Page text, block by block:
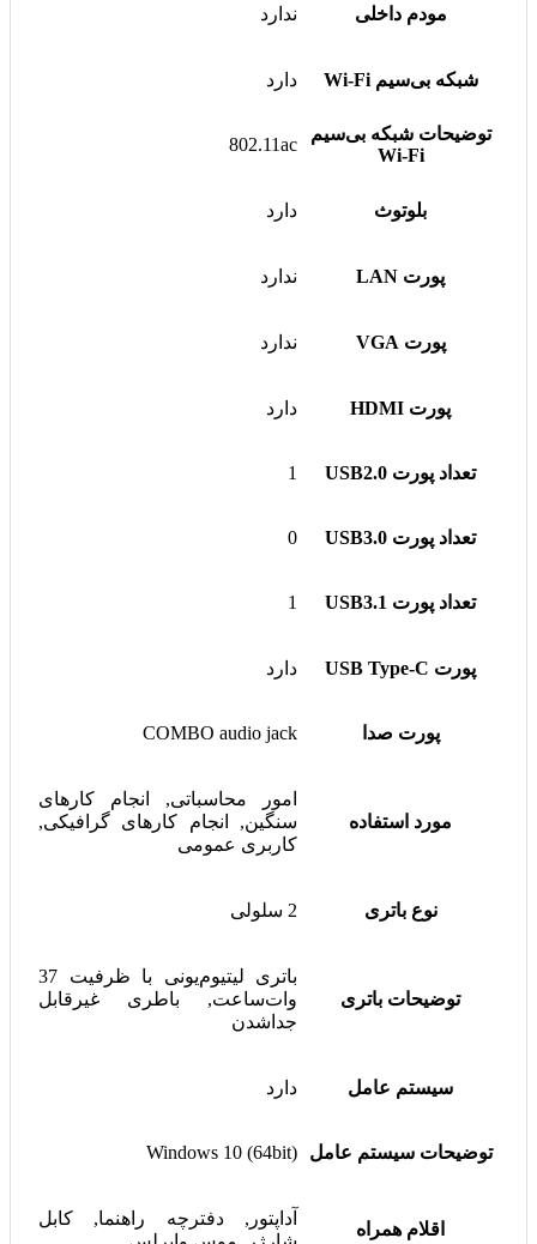
مودم داخلی ندارد
شبکه بی‌سیم Wi-Fi دارد
توضیحات شبکه بی‌سیم
Wi-Fi
802.11ac
بلوتوث دارد
پورت LAN ندارد
پورت VGA ندارد
پورت HDMI دارد
تعداد پورت USB2.0 1
تعداد پورت USB3.0 0
تعداد پورت USB3.1 1
پورت USB Type-C دارد
پورت صدا COMBO audio jack
مورد استفاده
امور محاسباتی, انجام کارهای
سنگین, انجام کارهای گرافیکی,
کاربری عمومی
نوع باتری 2 سلولی
توضیحات باتری
باتری لیتیوم‌یونی با ظرفیت 37
وات‌ساعت, باطری غیرقابل
جداشدن
سیستم عامل دارد
توضیحات سیستم عامل Windows 10 (64bit)
اقلام همراه
آداپتور, دفترچه راهنما, کابل